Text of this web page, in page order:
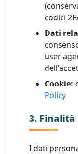
codici
Dati
user
Cookie:
Policy
3.
I dati